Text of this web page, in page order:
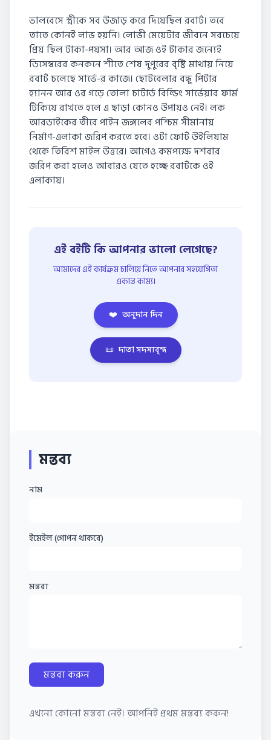
ভালবেসে স্ত্রীকে সব উজাড় করে দিয়েছিল রবার্ট। তবে
তাতে কোনই লাভ হয়নি। লোভী মেয়েটার জীবনে সবচেয়ে
প্রিয় ছিল টাকা-পয়সা। আর আজ ওই টাকার জন্যেই
ডিসেম্বরের কনকনে শীতে শেষ দুপুরের বৃষ্টি মাথায় নিয়ে
রবার্ট চলেছে সার্ভে-র কাজে। ছোটবেলার বন্ধু পিটার
হ্যানন আর ওর গড়ে তোলা চার্টার্ড বিল্ডিং সার্ভেয়ার ফার্ম
টিকিয়ে রাখতে হলে এ ছাড়া কোনও উপায়ও নেই। লক
আরডাইকের তীরে পাইন জঙ্গলের পশ্চিম সীমানায়
নির্মাণ-এলাকা জরিপ করতে হবে। ওটা ফোর্ট উইলিয়াম
থেকে তিরিশ মাইল উত্তরে। আগেও কমপক্ষে দশবার
জরিপ করা হলেও আবারও যেতে হচ্ছে রবার্টকে ওই
এলাকায়।
এই বইটি কি আপনার ভালো লেগেছে?
আমাদের এই কার্যক্রম চালিয়ে নিতে আপনার সহযোগিতা
একান্ত কাম্য।
❤️ অনুদান দিন
📜 দাতা সদস্যবৃন্দ
মন্তব্য
নাম
ইমেইল (গোপন থাকবে)
মন্তব্য
মন্তব্য করুন
এখনো কোনো মন্তব্য নেই। আপনিই প্রথম মন্তব্য করুন!